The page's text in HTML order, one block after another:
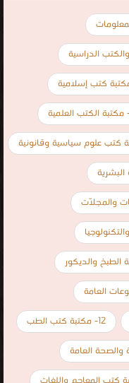
12- مكتبة كتب الطب